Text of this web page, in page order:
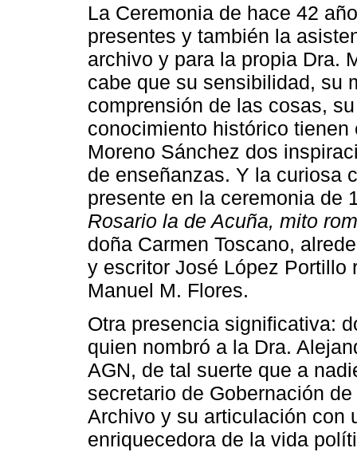
La Ceremonia de hace 42
presentes y también la
archivo y para la propia Dra.
cabe que su sensibilidad, su
comprensión de las cosas,
conocimiento histórico
Moreno Sánchez dos
de enseñanzas. Y la curiosa
presente en la ceremonia de
Rosario la de Acuña, mito
doña Carmen Toscano,
y escritor José López Portillo
Manuel M. Flores.
Otra presencia significativa:
quien nombró a la Dra.
AGN, de tal suerte que a
secretario de Gobernación
Archivo y su articulación con
enriquecedora de la vida